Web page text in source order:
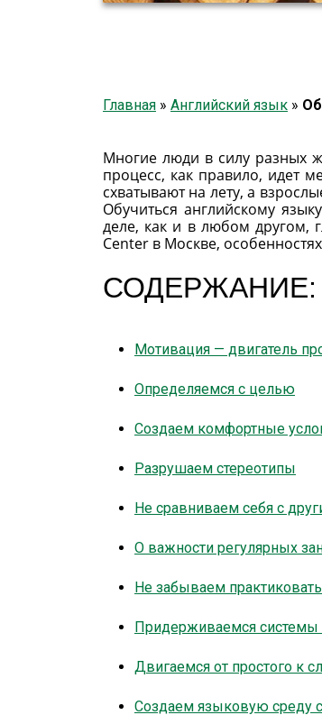
Главная » Английский язык »
Многие люди в силу разных
процесс, как правило, идет
схватывают на лету, а
Обучиться английскому
деле, как и в любом другом,
Center в Москве,
СОДЕРЖАНИЕ:
Мотивация — двигатель
Определяемся с целью
Создаем комфортные
Разрушаем стереотипы
Не сравниваем себя с
О важности регулярных
Не забываем
Придерживаемся системы
Двигаемся от простого к
Создаем языковую среду